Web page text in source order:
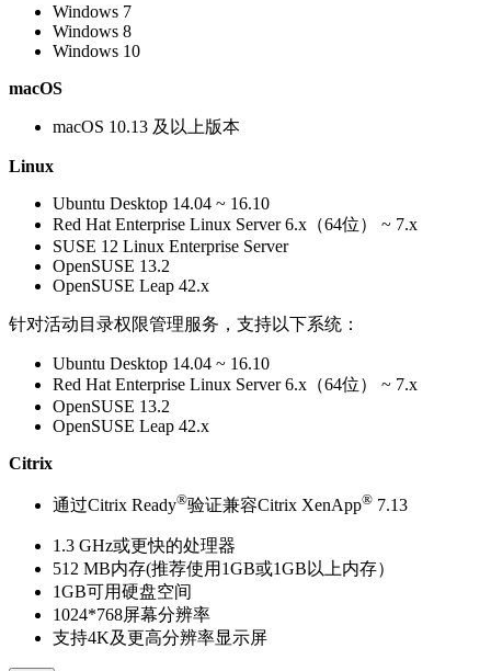
Windows 7
Windows 8
Windows 10
macOS
macOS 10.13 及以上版本
Linux
Ubuntu Desktop 14.04 ~ 16.10
Red Hat Enterprise Linux Server 6.x（64位） ~ 7.x
SUSE 12 Linux Enterprise Server
OpenSUSE 13.2
OpenSUSE Leap 42.x
针对活动目录权限管理服务，支持以下系统：
Ubuntu Desktop 14.04 ~ 16.10
Red Hat Enterprise Linux Server 6.x（64位） ~ 7.x
OpenSUSE 13.2
OpenSUSE Leap 42.x
Citrix
通过Citrix Ready®验证兼容Citrix XenApp® 7.13
1.3 GHz或更快的处理器
512 MB内存(推荐使用1GB或1GB以上内存）
1GB可用硬盘空间
1024*768屏幕分辨率
支持4K及更高分辨率显示屏